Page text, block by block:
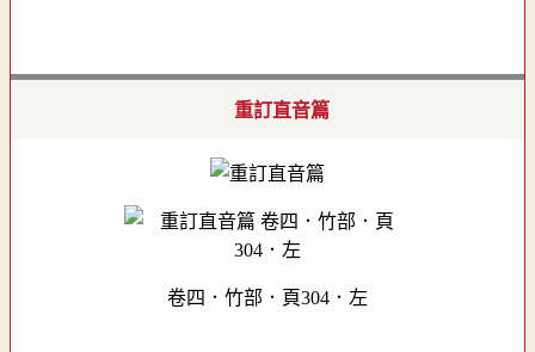
重訂直音篇
卷四．竹部．頁304．左